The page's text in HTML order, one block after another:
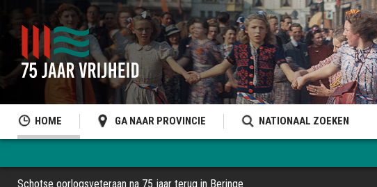
HOME GA NAAR PROVINCIE NATIONAAL ZOEKEN
Schotse oorlogsveteraan na 75 jaar terug in Beringe